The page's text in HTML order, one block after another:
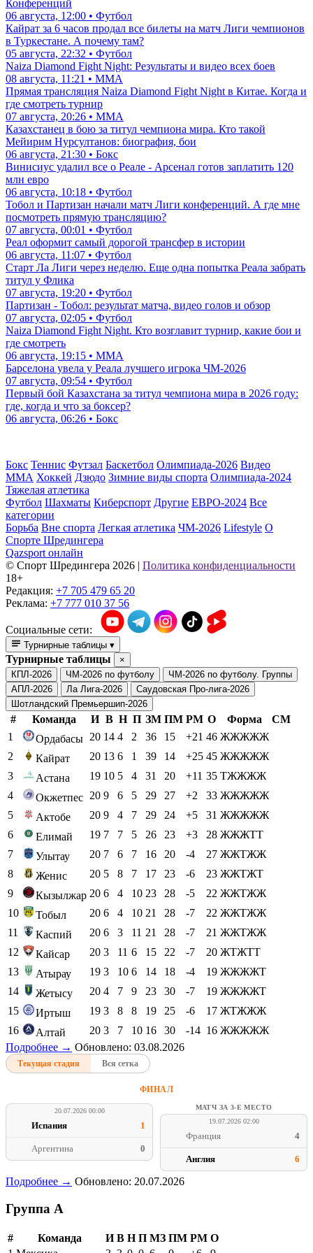
Конференций
06 августа, 12:00 • Футбол
Кайрат за 6 часов продал все билеты на матч Лиги чемпионов
в Туркестане. А почему там?
05 августа, 22:32 • Футбол
Naiza Diamond Fight Night: Результаты и видео всех боев
08 августа, 11:21 • ММА
Прямая трансляция Naiza Diamond Fight Night в Китае. Когда и
где смотреть турнир
07 августа, 20:26 • ММА
Казахстанец в бою за титул чемпиона мира. Кто такой
Мейирим Нурсултанов: биография, бои
06 августа, 21:30 • Бокс
Винисиус удалил все о Реале - Арсенал готов заплатить 120
млн евро
06 августа, 10:18 • Футбол
Тобол и Партизан начали матч Лиги конференций. А где мне
посмотреть прямую трансляцию?
07 августа, 00:01 • Футбол
Реал оформит самый дорогой трансфер в истории
06 августа, 11:07 • Футбол
Старт Ла Лиги через неделю. Еще одна попытка Реала забрать
титул у Флика
07 августа, 19:20 • Футбол
Партизан - Тобол: результат матча, видео голов и обзор
07 августа, 02:05 • Футбол
Naiza Diamond Fight Night. Кто возглавит турнир, какие бои и
где смотреть
06 августа, 19:15 • ММА
Барселона увела у Реала лучшего игрока ЧМ-2026
07 августа, 09:54 • Футбол
Первый бой Казахстана за титул чемпиона мира в 2026 году:
где, когда и что за боксер?
06 августа, 06:26 • Бокс
Бокс Теннис Футзал Баскетбол Олимпиада-2026 Видео
ММА Хоккей Дзюдо Зимние виды спорта Олимпиада-2024
Тяжелая атлетика
Футбол Шахматы Киберспорт Другие ЕВРО-2024 Все
категории
Борьба Вне спорта Легкая атлетика ЧМ-2026 Lifestyle О
Спорте Шредингера
Qazsport онлайн
© Cпорт Шредингера 2026 | Политика конфиденциальности
18+
Редакция: +7 705 479 65 20
Реклама: +7 777 010 37 56
Социальные сети:
Турнирные таблицы ▾
Турнирные таблицы
×
КПЛ-2026
ЧМ-2026 по футболу
ЧМ-2026 по футболу. Группы
АПЛ-2026
Ла Лига-2026
Саудовская Про-лига-2026
Шотландский Премьершип-2026
# Команда И В Н П ЗМ ПМ РМ О Форма
СМ
1
Ордабасы 20 14 4 2 36 15 +21 46 ЖЖЖЖЖ
2
Кайрат 20 13 6 1 39 14 +25 45 ЖЖЖЖЖ
3
Астана 19 10 5 4 31 20 +11 35 ТЖЖЖЖ
4
Окжетпес 20 9 6 5 29 27 +2 33 ЖЖЖЖЖ
5
Актобе 20 9 4 7 29 24 +5 31 ЖЖЖЖЖ
6
Елимай 19 7 7 5 26 23 +3 28 ЖЖЖТТ
7
Улытау 20 7 6 7 16 20 -4 27 ЖЖТЖЖ
8
Женис 20 5 8 7 17 23 -6 23 ЖЖТЖТ
9
Кызылжар 20 6 4 10 23 28 -5 22 ЖЖТЖЖ
10
Тобыл 20 6 4 10 21 28 -7 22 ЖЖТЖЖ
11
Каспий 20 6 3 11 21 28 -7 21 ЖЖТЖЖ
12
Кайсар 20 3 11 6 15 22 -7 20 ЖТЖТТ
13
Атырау 19 3 10 6 14 18 -4 19 ЖЖЖЖТ
14
Жетысу 20 4 7 9 23 30 -7 19 ЖЖЖЖТ
15
Иртыш 19 3 8 8 19 25 -6 17 ЖТЖЖЖ
16
Алтай 20 3 7 10 16 30 -14 16 ЖЖЖЖЖ
Подробнее → Обновлено: 03.08.2026
Текущая стадия Вся сетка
ФИНАЛ
20.07.2026 00:00
Испания 1
Аргентина 0
МАТЧ ЗА 3-Е МЕСТО
19.07.2026 02:00
Франция 4
Англия 6
Подробнее → Обновлено: 20.07.2026
Группа A
# Команда И В Н П МЗ ПМ РМ О